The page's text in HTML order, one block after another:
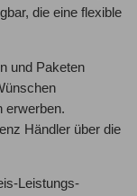
die eine flexible
und Paketen
erwerben.
Händler über die
Leistungs-